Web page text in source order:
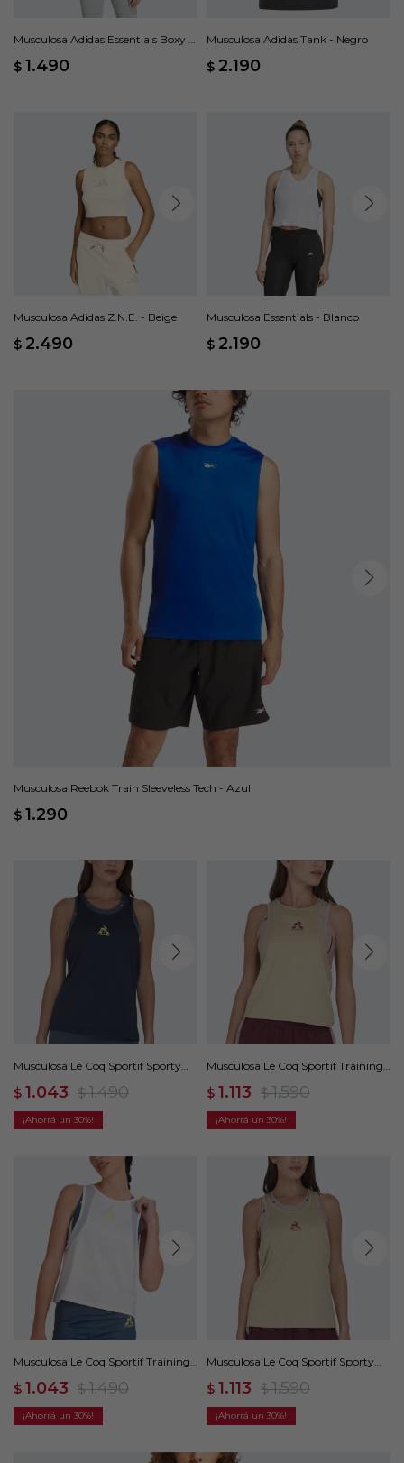
Musculosa Adidas Essentials Boxy -
$ 1.490
Musculosa Adidas Tank - Negro
$ 2.190
Musculosa Adidas Z.N.E. - Beige
$ 2.490
Musculosa Essentials - Blanco
$ 2.190
Musculosa Reebok Train Sleeveless Tech - Azul
$ 1.290
Musculosa Le Coq Sportif Sporty
$ 1.043 $ 1.490
30
Musculosa Le Coq Sportif Training
$ 1.113 $ 1.590
30
Musculosa Le Coq Sportif Training
$ 1.043 $ 1.490
30
Musculosa Le Coq Sportif Sporty
$ 1.113 $ 1.590
30